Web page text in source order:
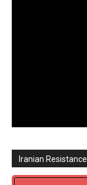
Iranian